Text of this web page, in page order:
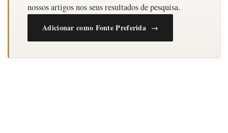
nossos artigos nos seus resultados de pesquisa.
Adicionar como Fonte Preferida →